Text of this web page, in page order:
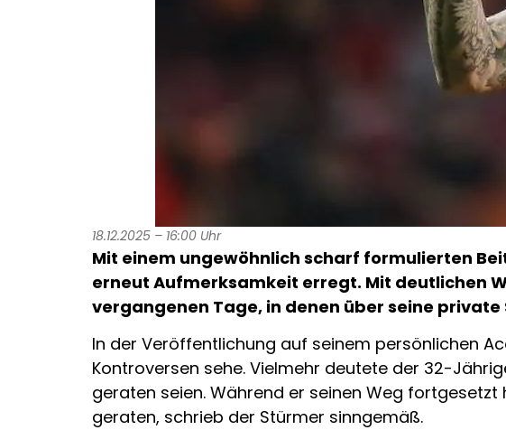
18.12.2025 – 16:00 Uhr
Mit einem ungewöhnlich scharf formulierten
erneut Aufmerksamkeit erregt. Mit deutlichen
vergangenen Tage, in denen über seine
In der Veröffentlichung auf seinem persönlichen
Kontroversen sehe. Vielmehr deutete der 32-
geraten seien. Während er seinen Weg
geraten, schrieb der Stürmer sinngemäß.